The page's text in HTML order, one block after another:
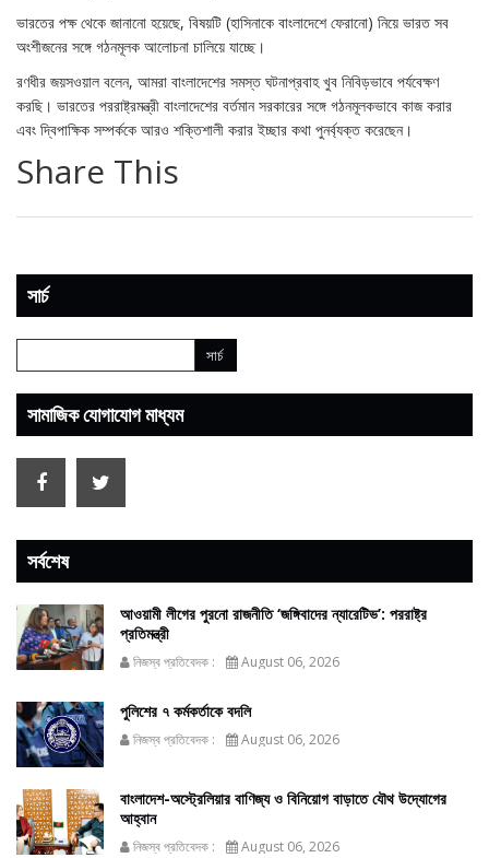
ভারতের পক্ষ থেকে জানানো হয়েছে, বিষয়টি (হাসিনাকে বাংলাদেশে ফেরানো) নিয়ে ভারত সব
অংশীজনের সঙ্গে গঠনমূলক আলোচনা চালিয়ে যাচ্ছে।
রণধীর জয়সওয়াল বলেন, আমরা বাংলাদেশের সমস্ত ঘটনাপ্রবাহ খুব নিবিড়ভাবে পর্যবেক্ষণ
করছি। ভারতের পররাষ্ট্রমন্ত্রী বাংলাদেশের বর্তমান সরকারের সঙ্গে গঠনমূলকভাবে কাজ করার
এবং দ্বিপাক্ষিক সম্পর্ককে আরও শক্তিশালী করার ইচ্ছার কথা পুনর্ব্যক্ত করেছেন।
Share This
সার্চ
সামাজিক যোগাযোগ মাধ্যম
সর্বশেষ
আওয়ামী লীগের পুরনো রাজনীতি ‘জঙ্গিবাদের ন্যারেটিভ’: পররাষ্ট্র
প্রতিমন্ত্রী
নিজস্ব প্রতিবেদক : August 06, 2026
পুলিশের ৭ কর্মকর্তাকে বদলি
নিজস্ব প্রতিবেদক : August 06, 2026
বাংলাদেশ-অস্ট্রেলিয়ার বাণিজ্য ও বিনিয়োগ বাড়াতে যৌথ উদ্যোগের
আহ্বান
নিজস্ব প্রতিবেদক : August 06, 2026